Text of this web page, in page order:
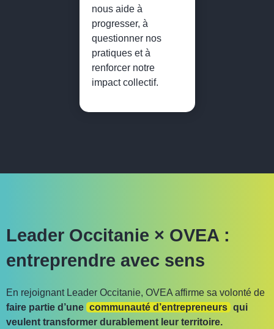
nous aide à
progresser, à
questionner nos
pratiques et à
renforcer notre
impact collectif.
Leader Occitanie × OVEA :
entreprendre avec sens
En rejoignant Leader Occitanie, OVEA affirme sa volonté de
faire partie d’une communauté d’entrepreneurs qui
veulent transformer durablement leur territoire.